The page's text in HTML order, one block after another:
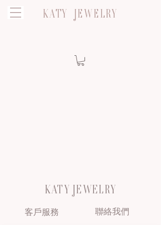
KATY JEWELRY
KATY JEWELRY
客戶服務 聯絡我們